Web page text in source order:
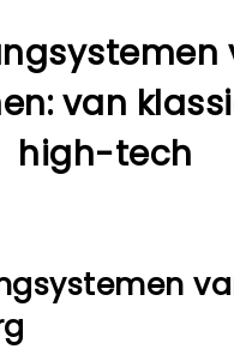
van
high-tech